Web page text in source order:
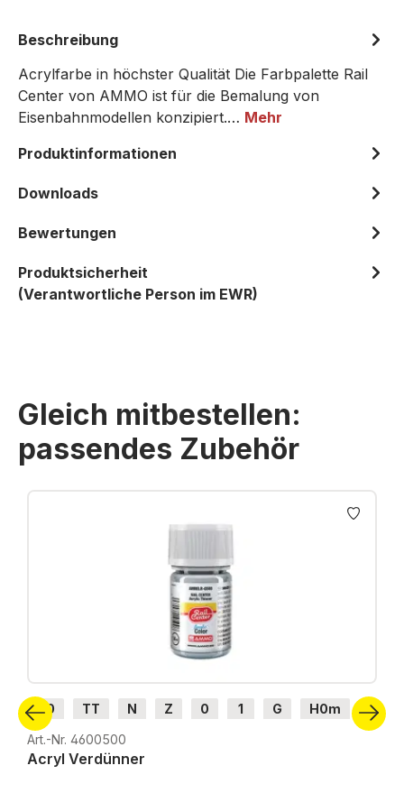
Beschreibung
Acrylfarbe in höchster Qualität Die Farbpalette Rail
Center von AMMO ist für die Bemalung von
Eisenbahnmodellen konzipiert.… Mehr
Produktinformationen
Downloads
Bewertungen
Produktsicherheit
(Verantwortliche Person im EWR)
Gleich mitbestellen:
passendes Zubehör
Produktgalerie überspringen
H0 TT N Z 0 1 G
H0m
H0e
Art.-Nr. 4600500
Acryl Verdünner